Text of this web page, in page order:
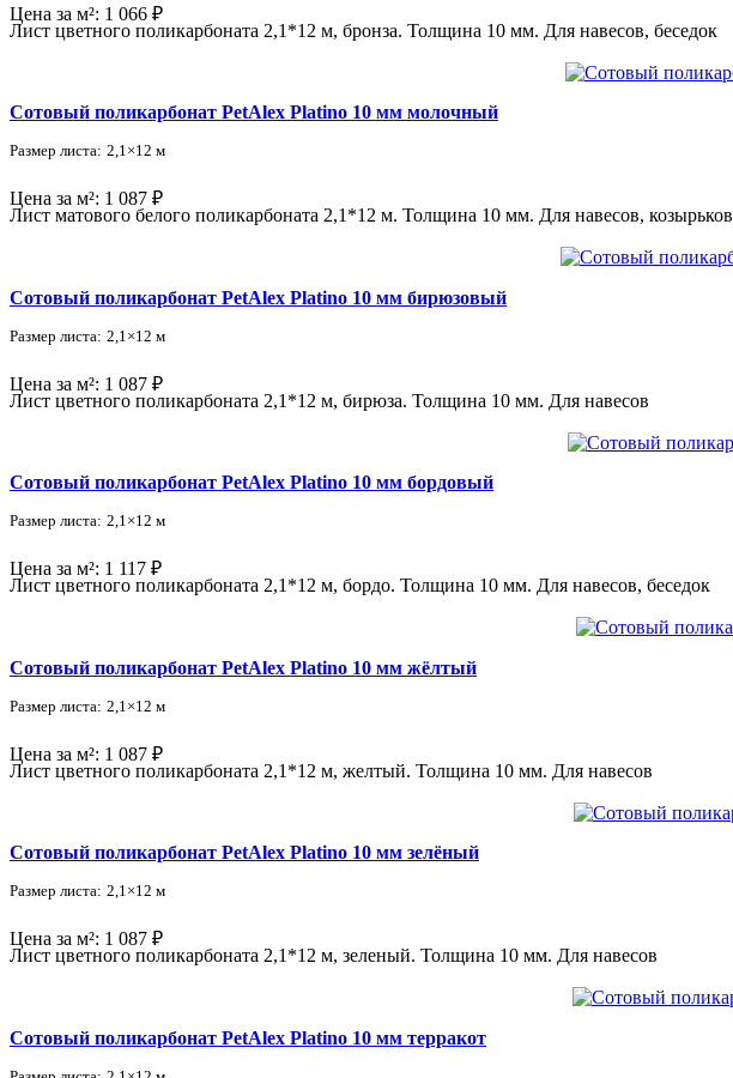
Цена за м²: 1 066 ₽
Лист цветного поликарбоната 2,1*12 м, бронза. Толщина 10 мм. Для навесов, беседок
Сотовый поликарбонат PetAlex Platino 10 мм молочный
Размер листа: 2,1×12 м
Цена за м²: 1 087 ₽
Лист матового белого поликарбоната 2,1*12 м. Толщина 10 мм. Для навесов, козырьков
Сотовый поликарбонат PetAlex Platino 10 мм бирюзовый
Размер листа: 2,1×12 м
Цена за м²: 1 087 ₽
Лист цветного поликарбоната 2,1*12 м, бирюза. Толщина 10 мм. Для навесов
Сотовый поликарбонат PetAlex Platino 10 мм бордовый
Размер листа: 2,1×12 м
Цена за м²: 1 117 ₽
Лист цветного поликарбоната 2,1*12 м, бордо. Толщина 10 мм. Для навесов, беседок
Сотовый поликарбонат PetAlex Platino 10 мм жёлтый
Размер листа: 2,1×12 м
Цена за м²: 1 087 ₽
Лист цветного поликарбоната 2,1*12 м, желтый. Толщина 10 мм. Для навесов
Сотовый поликарбонат PetAlex Platino 10 мм зелёный
Размер листа: 2,1×12 м
Цена за м²: 1 087 ₽
Лист цветного поликарбоната 2,1*12 м, зеленый. Толщина 10 мм. Для навесов
Сотовый поликарбонат PetAlex Platino 10 мм терракот